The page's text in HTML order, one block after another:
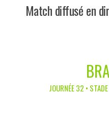
Match diffusé en
JOURNÉE 32 •